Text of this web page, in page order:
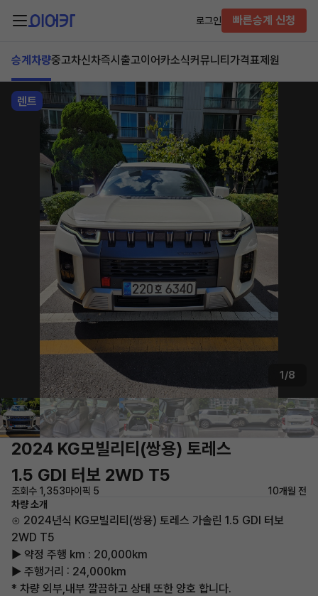
로그인 빠른승계 신청
승계차량중고차신차즉시출고이어카소식커뮤니티 가격표제원
렌트
1/8
2024 KG모빌리티(쌍용) 토레스
1.5 GDI 터보 2WD T5
조회수 1,353마이픽 5
10개월 전
차량 소개
⊙ 2024년식 KG모빌리티(쌍용) 토레스 가솔린 1.5 GDI 터보
2WD T5
▶ 약정 주행 km : 20,000km
▶ 주행거리 : 24,000km
* 차량 외부,내부 깔끔하고 상태 또한 양호 합니다.